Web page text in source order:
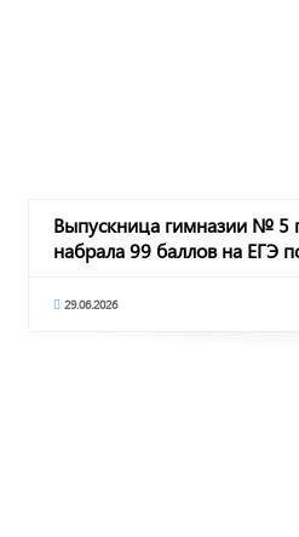
Выпускница гимназии № 5
набрала 99 баллов на ЕГЭ
29.06.2026